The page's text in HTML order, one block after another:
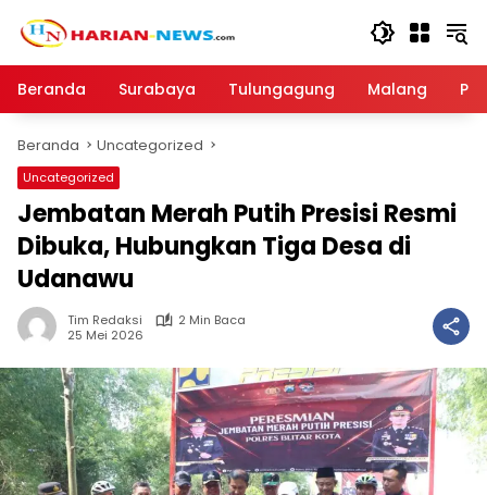
Beranda
Surabaya Tulungagung Malang
Beranda Uncategorized
Uncategorized
Jembatan Merah Putih Presisi Resmi
Dibuka, Hubungkan Tiga Desa di
Udanawu
Tim Redaksi
2 Min Baca
25 Mei 2026